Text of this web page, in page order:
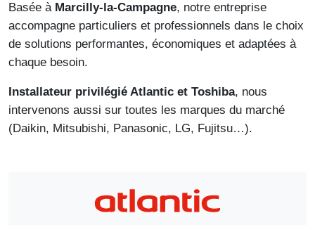
Basée à Marcilly-la-Campagne, notre entreprise
accompagne particuliers et professionnels dans le choix
de solutions performantes, économiques et adaptées à
chaque besoin.
Installateur privilégié Atlantic et Toshiba, nous
intervenons aussi sur toutes les marques du marché
(Daikin, Mitsubishi, Panasonic, LG, Fujitsu…).